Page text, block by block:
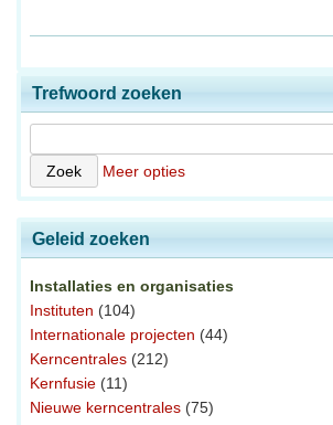
Trefwoord zoeken
Meer opties
Geleid zoeken
Installaties en organisaties
Instituten (104)
Internationale projecten (44)
Kerncentrales (212)
Kernfusie (11)
Nieuwe kerncentrales (75)